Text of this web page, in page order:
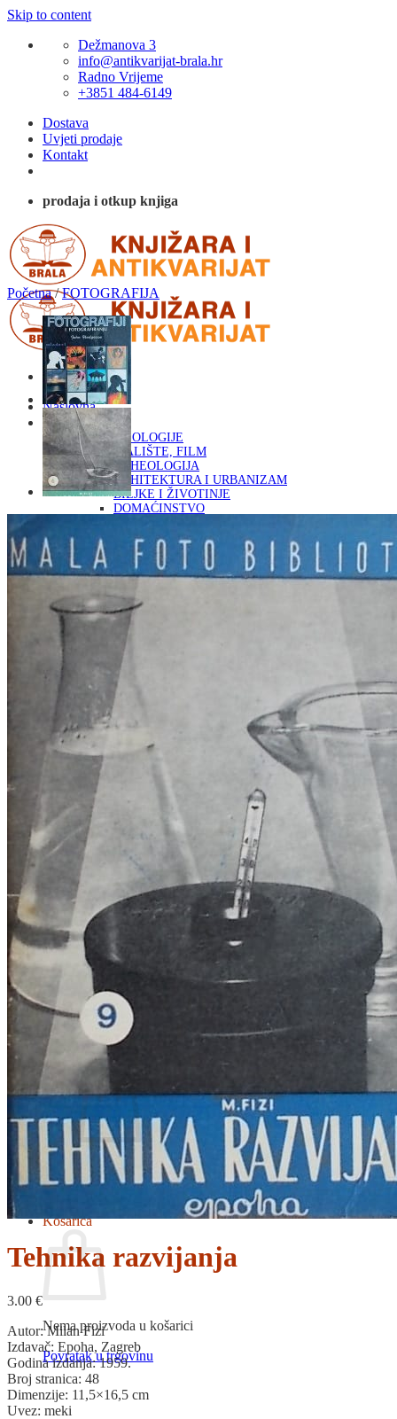
Skip to content
Dežmanova 3
info@antikvarijat-brala.hr
Radno Vrijeme
+3851 484-6149
Dostava
Uvjeti prodaje
Kontakt
prodaja i otkup knjiga
Naslovna
KNJIGE
OD ARHEOLOGIJE
DO KAZALIŠTE, FILM
ARHEOLOGIJA
ARHITEKTURA I URBANIZAM
BILJKE I ŽIVOTINJE
DOMAĆINSTVO
ETNOLOGIJA
FILOZOFIJA, SOCIOLOGIJA, ANTROPOLOGIJA
FOTOGRAFIJA
GLAZBENA UMJETNOST
KAZALIŠTE, FILM
OD KNJIŽEVNOST
DO RELIGIJA
LIKOVNA UMJETNOST
LJEKOVITO BILJE I ZDRAVLJE
MITOLOGIJA
POVIJEST I PUBLICISTIKA
PRIRODNE ZNANOSTI
PSIHOLOGIJA, POPULARNA PSIHOLOGIJA,
RAZNO
OD RJEČNIKA
DO ZEMLJOVIDA
RJEČNICI, GRAMATIKE, PRAVOPISI…
ŠAH
SPORT
STRIPOVI
TEHNIČKE ZNANOSTI
TEORIJA I POVIJEST KNJIŽEVNOSTI
VEDUTE
ZAGREB
ZEMLJOVIDI
Otkup knjiga
O nama
Novosti
AKCIJA
Pretraži:
Nema proizvoda u košarici
Košarica
Nema proizvoda u košarici
Povratak u trgovinu
Početna / FOTOGRAFIJA
Tehnika razvijanja
3.00 €
Autor: Milan Fizi
Izdavač: Epoha, Zagreb
Godina izdanja: 1959.
Broj stranica: 48
Dimenzije: 11,5×16,5 cm
Uvez: meki